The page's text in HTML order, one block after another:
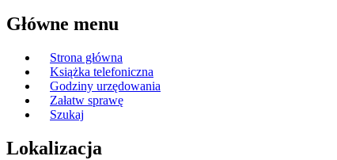
Główne menu
Strona główna
Książka telefoniczna
Godziny urzędowania
Załatw sprawę
Szukaj
Lokalizacja